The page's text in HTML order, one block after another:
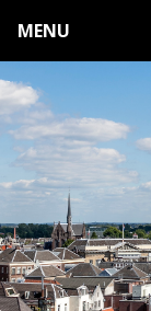
MENU